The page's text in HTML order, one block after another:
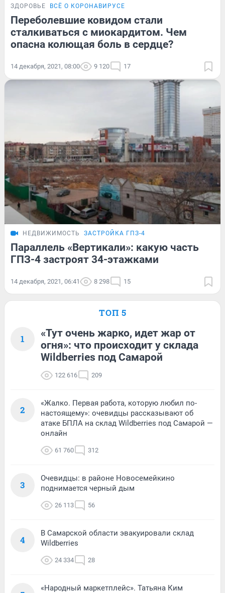
ЗДОРОВЬЕ ВСЁ О КОРОНАВИРУСЕ
Переболевшие ковидом стали
сталкиваться с миокардитом. Чем
опасна колющая боль в сердце?
14 декабря, 2021, 08:00 9 120 17
НЕДВИЖИМОСТЬ ЗАСТРОЙКА ГПЗ-4
Параллель «Вертикали»: какую часть
ГПЗ-4 застроят 34-этажками
14 декабря, 2021, 06:41 8 298 15
ТОП 5
1
«Тут очень жарко, идет жар от
огня»: что происходит у склада
Wildberries под Самарой
122 616 209
2
«Жалко. Первая работа, которую любил по-
настоящему»: очевидцы рассказывают об
атаке БПЛА на склад Wildberries под Самарой —
онлайн
61 760 312
3
Очевидцы: в районе Новосемейкино
поднимается черный дым
26 113 56
4
В Самарской области эвакуировали склад
Wildberries
24 334 28
«Народный маркетплейс». Татьяна Ким